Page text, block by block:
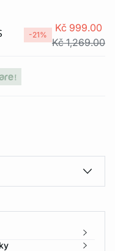
-21%
Kč 999.00
Kč 1,269.00